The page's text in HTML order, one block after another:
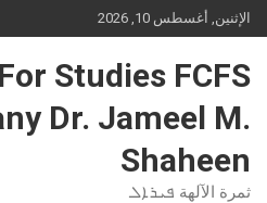
Skip
to
الإثنين, أغسطس 10, 2026
Studies FCFS
Dr. Jameel M.
Shaheen
ثمرة الآلهة ܦܝܪܐܠ